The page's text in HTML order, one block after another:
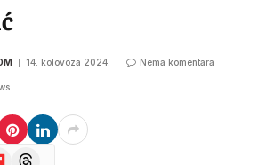
14. kolovoza 2024. Nema komentara
Threads